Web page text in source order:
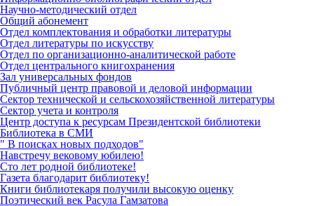
Научно-методический отдел
Общий абонемент
Отдел комплектования и обработки литературы
Отдел литературы по искусству
Отдел по организационно-аналитической работе
Отдел центрального книгохранения
Зал универсальных фондов
Публичный центр правовой и деловой информации
Сектор технической и сельскохозяйственной литературы
Сектор учета и контроля
Центр доступа к ресурсам Президентской библиотеки
Библиотека в СМИ
" В поисках новых подходов"
Навстречу вековому юбилею!
Сто лет родной библиотеке!
Газета благодарит библиотеку!
Книги библиотекаря получили высокую оценку
Поэтический век Расула Гамзатова